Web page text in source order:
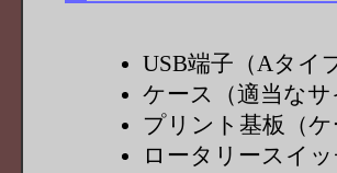
USB端子（Aタイ
ケース（適当なサ
プリント基板（
ロータリースイ